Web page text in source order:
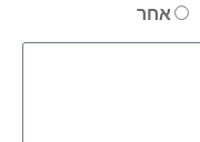
אחר